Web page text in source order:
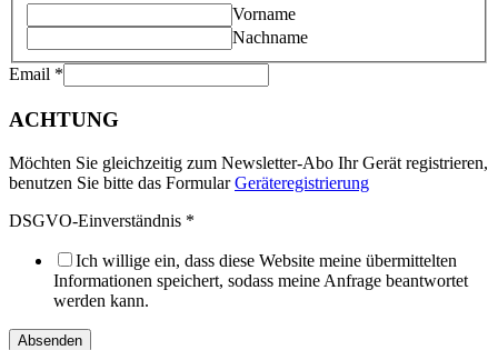
Vorname
Nachname
Email *
ACHTUNG
Möchten Sie gleichzeitig zum Newsletter-Abo Ihr Gerät registrieren,
benutzen Sie bitte das FormularGeräteregistrierung
DSGVO-Einverständnis *
Ich willige ein, dass diese Website meine übermittelten
Informationen speichert, sodass meine Anfrage beantwortet
werden kann.
Absenden